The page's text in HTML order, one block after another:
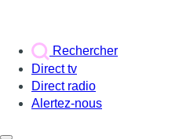
Rechercher
Direct tv
Direct radio
Alertez-nous